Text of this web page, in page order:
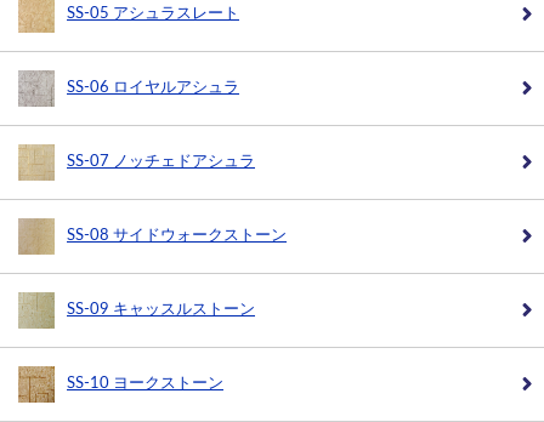
SS-05 アシュラスレート
SS-06 ロイヤルアシュラ
SS-07 ノッチェドアシュラ
SS-08 サイドウォークストーン
SS-09 キャッスルストーン
SS-10 ヨークストーン